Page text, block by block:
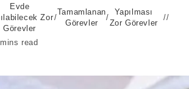
Evde
Zor
Görevler
/
Tamamlanan
Görevler
/
Yapılması
Zor Görevler
read